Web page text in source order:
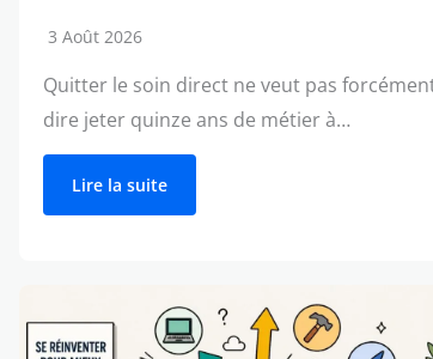
3 Août 2026
Quitter le soin direct ne veut pas
dire jeter quinze ans de métier à…
Lire la suite